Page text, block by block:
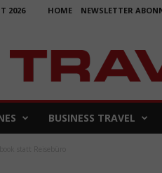
2026 HOME NEWSLETTER
BUSINESS TRAVEL